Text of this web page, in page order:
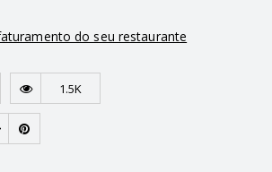
do seu restaurante
1.5K